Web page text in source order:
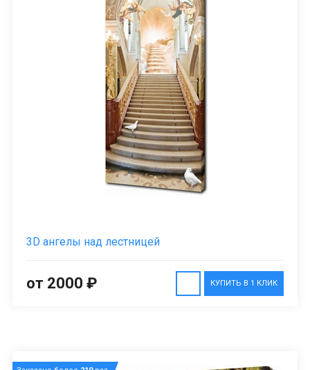
3D ангелы над лестницей
КУПИТЬ В 1 КЛИК
от 2000 ₽